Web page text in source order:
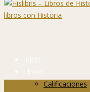
Inicio
Libros
Calificaciones